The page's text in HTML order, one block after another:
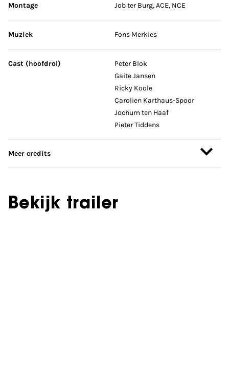
Montage Job ter Burg, ACE, NCE
Muziek Fons Merkies
Cast (hoofdrol)
Peter Blok
Gaite Jansen
Ricky Koole
Carolien Karthaus-Spoor
Jochum ten Haaf
Pieter Tiddens
Meer credits
Bekijk trailer